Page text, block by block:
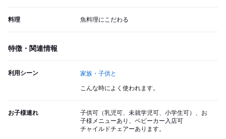
料理 魚料理にこだわる
特徴・関連情報
利用シーン 家族・子供と
こんな時によく使われます。
お子様連れ
子供可（乳児可、未就学児可、小学生可）、お
子様メニューあり、ベビーカー入店可
チャイルドチェアーあります。